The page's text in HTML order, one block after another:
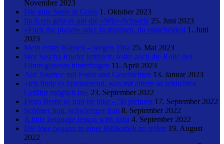
November 2023
Die gute Seele in Goris 1. Oktober 2023
Im Kern geht es um die «Wir»-Schweiz 25. Juni 2023
«Fuck the planet» oder Ja stimmen, du entscheidest 1. Juni
2023
Mein erster Rausch – wegen Tina 25. Mai 2023
Wer Sascha Ruefer kritisiert, sollte auch die Rolle des
Filmregisseurs hinterfragen 11. April 2023
Auf Tournee mit Fotos und Geschichten 13. Januar 2023
«Ich finde es faszinierend, was mit einem so schlichten
Gefährt möglich ist» 23. September 2022
From Berne to Iran by bike – 50 pictures 17. September 2022
Schöner Iran, schwieriger Iran 8. September 2022
A little language lesson with Julia 4. September 2022
Die Idee begann in einer Bibliothek zu reifen 19. August
2022